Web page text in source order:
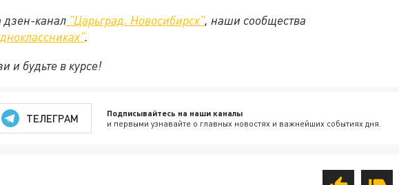
дзен-канал "Царьград. Новосибирск", наши сообщества
.
и будьте в курсе!
ТЕЛЕГРАМ Подписывайтесь на наши каналы
и первыми узнавайте о главных новостях и важнейших событиях дня.